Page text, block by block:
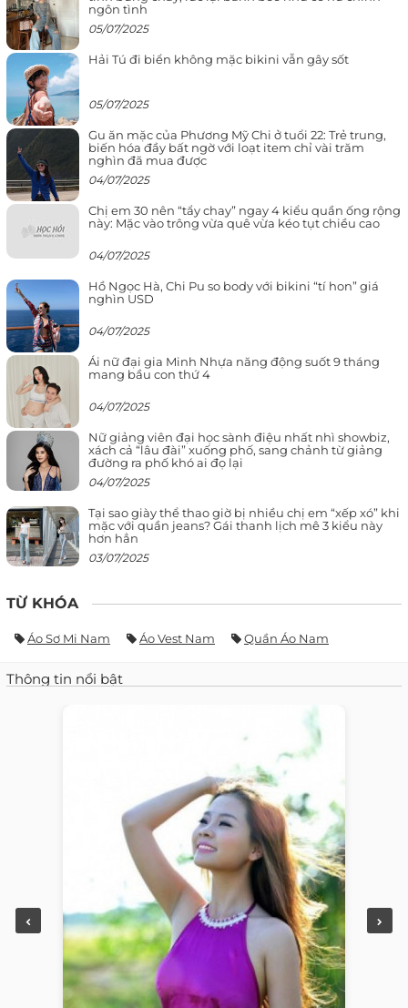
ngôn tình
05/07/2025
Hải Tú đi biển không mặc bikini vẫn gây sốt
05/07/2025
Gu ăn mặc của Phương Mỹ Chi ở tuổi 22: Trẻ trung,
biến hóa đầy bất ngờ với loạt item chỉ vài trăm
nghìn đã mua được
04/07/2025
Chị em 30 nên “tẩy chay” ngay 4 kiểu quần ống rộng
này: Mặc vào trông vừa quê vừa kéo tụt chiều cao
04/07/2025
Hồ Ngọc Hà, Chi Pu so body với bikini “tí hon” giá
nghìn USD
04/07/2025
Ái nữ đại gia Minh Nhựa năng động suốt 9 tháng
mang bầu con thứ 4
04/07/2025
Nữ giảng viên đại học sành điệu nhất nhì showbiz,
xách cả “lâu đài” xuống phố, sang chảnh từ giảng
đường ra phố khó ai đọ lại
04/07/2025
Tại sao giày thể thao giờ bị nhiều chị em “xếp xó” khi
mặc với quần jeans? Gái thanh lịch mê 3 kiểu này
hơn hẳn
03/07/2025
TỪ KHÓA
Áo Sơ Mi Nam Áo Vest Nam Quần Áo Nam
Thông tin nổi bật